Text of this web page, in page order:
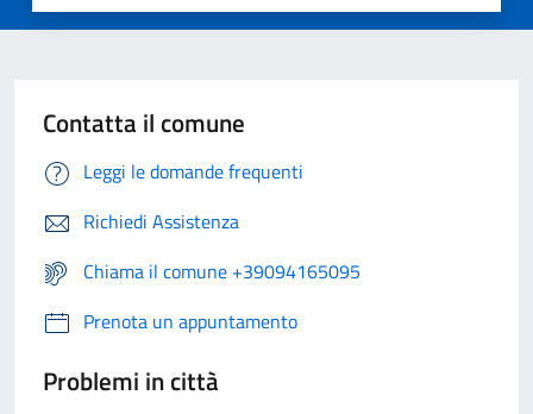
Contatta il comune
Leggi le domande frequenti
Richiedi Assistenza
Chiama il comune +39094165095
Prenota un appuntamento
Problemi in città